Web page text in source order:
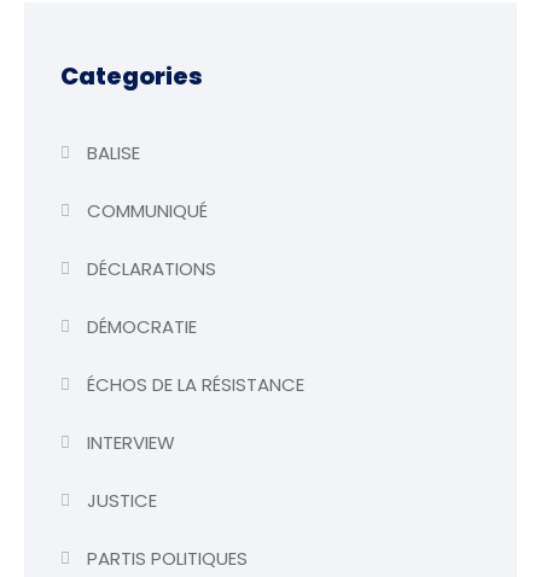
Categories
BALISE
COMMUNIQUÉ
DÉCLARATIONS
DÉMOCRATIE
ÉCHOS DE LA RÉSISTANCE
INTERVIEW
JUSTICE
PARTIS POLITIQUES